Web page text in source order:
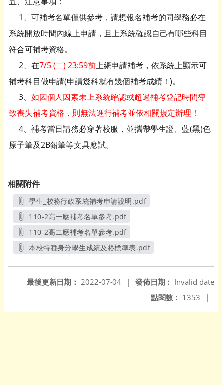
1、可補考名單僅供參考，請想報名補考的同學務必在
系統開放時間內線上申請， 且上系統確認自己有哪些科目
符合可補考資格。
2、在7/5 (二) 23:59前上網申請補考，依系統上顯示可
補考科目做申請(申請幾科就有幾個補考成績！)。
3、 如因個人因素未上系統確認或超過補考登記時間導
致喪失補考資格，則無法進行補考並依相關規定辦理！
4、補考當日請務必穿著校服，並攜帶學生證、藍(黑)色
原子筆及2B鉛筆等文具應試。
相關附件
學生_校務行政系統補考申請說明.pdf
另開新視窗
110-2高一應補考名單參考.pdf
另開新視窗
110-2高二應補考名單參考.pdf
另開新視窗
本校特種身分學生成績及格標準表.pdf
發佈日期： Invalid date
最後更新日期： 2022-07-04
|
點閱數： 1353 |